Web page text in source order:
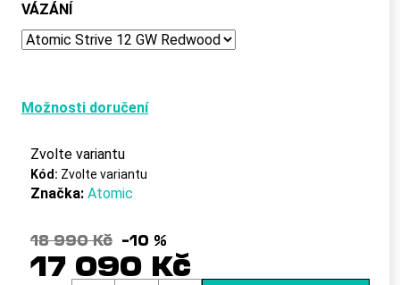
VÁZÁNÍ
Možnosti doručení
Zvolte variantu
Kód: Zvolte variantu
Značka: Atomic
18 990 Kč –10 %
17 090 Kč
j
e
m